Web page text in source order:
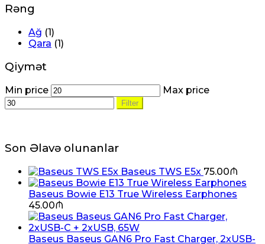
Rəng
Ağ (1)
Qara (1)
Qiymət
Min price Max price
Filter
Son Əlavə olunanlar
Baseus TWS E5x 75.00₼
Baseus Bowie E13 True Wireless Earphones
45.00₼
Baseus Baseus GAN6 Pro Fast Charger, 2xUSB-